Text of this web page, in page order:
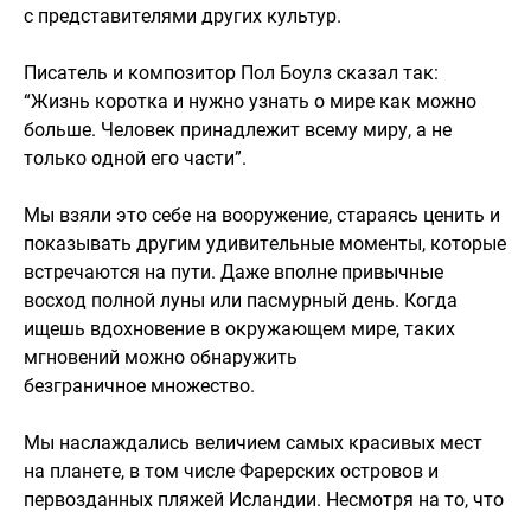
с представителями других культур.
Писатель и композитор Пол Боулз сказал так:
“Жизнь коротка и нужно узнать о мире как можно
больше. Человек принадлежит всему миру, а не
только одной его части”.
Мы взяли это себе на вооружение, стараясь ценить и
показывать другим удивительные моменты, которые
встречаются на пути. Даже вполне привычные
восход полной луны или пасмурный день. Когда
ищешь вдохновение в окружающем мире, таких
мгновений можно обнаружить
безграничное множество.
Мы наслаждались величием самых красивых мест
на планете, в том числе Фарерских островов и
первозданных пляжей Исландии. Несмотря на то, что